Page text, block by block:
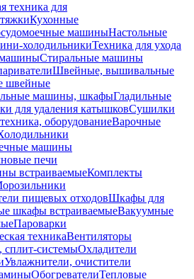
техника для
Кухонные
машиныНастольные
холодильникиТехника для ухода
Стиральные машины
Швейные, вышивальные
швейные
машины, шкафыГладильные
для удаления катышковСушилки
оборудованиеВарочные
машины
печи
встраиваемыеКомплекты
пищевых отходовШкафы для
шкафы встраиваемыеВакуумные
Пароварки
техникаВентиляторы
системыОхладители
Увлажнители, очистители
ОбогревателиТепловые